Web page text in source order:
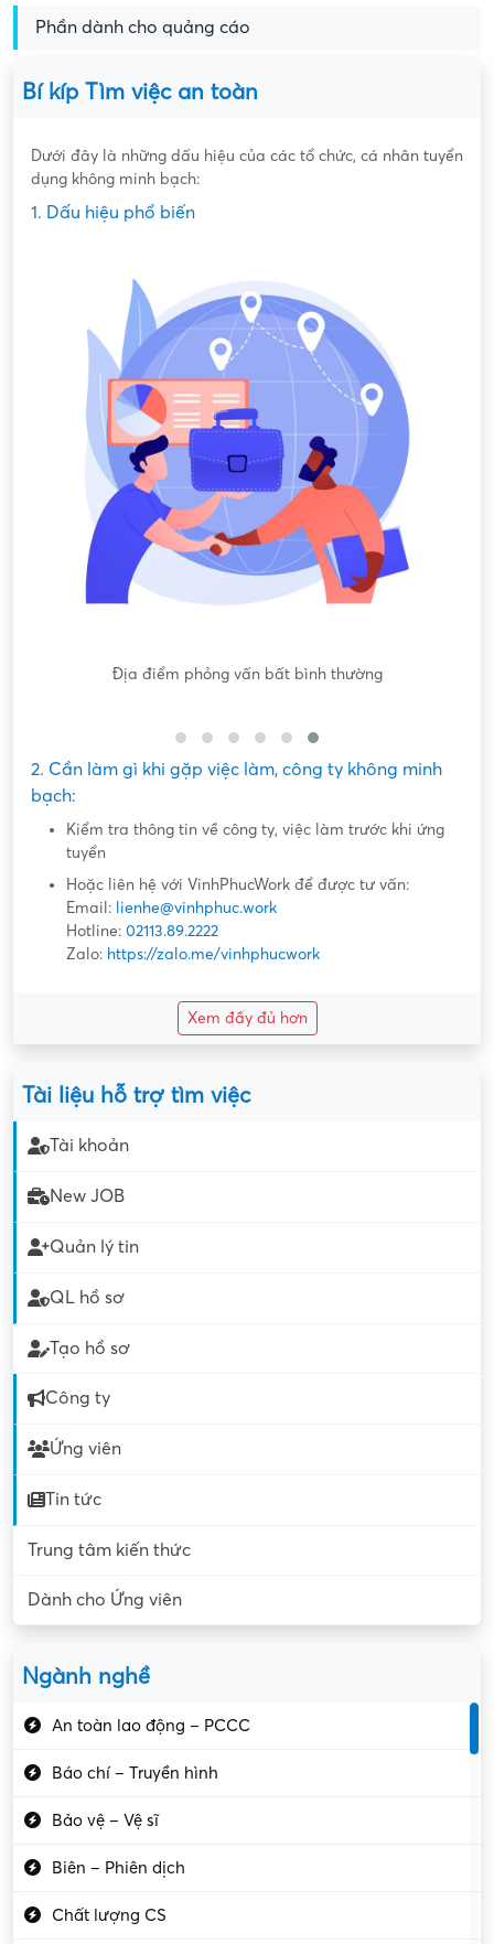
Phần dành cho quảng cáo
Bí kíp Tìm việc an toàn
Dưới đây là những dấu hiệu của các tổ chức, cá nhân tuyển
dụng không minh bạch:
1. Dấu hiệu phổ biến
Địa điểm phỏng vấn bất bình thường
2. Cần làm gì khi gặp việc làm, công ty không minh
bạch:
Kiểm tra thông tin về công ty, việc làm trước khi ứng
tuyển
Hoặc liên hệ với VinhPhucWork để được tư vấn:
Email: lienhe@vinhphuc.work
Hotline: 02113.89.2222
Zalo: https://zalo.me/vinhphucwork
Xem đầy đủ hơn
Tài liệu hỗ trợ tìm việc
Tài khoản
New JOB
Quản lý tin
QL hồ sơ
Tạo hồ sơ
Công ty
Ứng viên
Tin tức
Trung tâm kiến thức
Dành cho Ứng viên
Ngành nghề
An toàn lao động – PCCC
Báo chí – Truyền hình
Bảo vệ – Vệ sĩ
Biên – Phiên dịch
Chất lượng CS